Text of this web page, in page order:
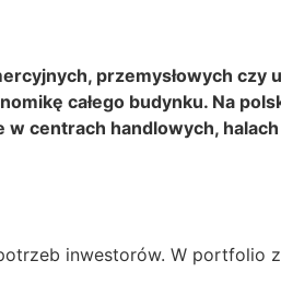
przemysłowych czy
całego budynku. Na
centrach handlowych,
inwestorów. W portfolio